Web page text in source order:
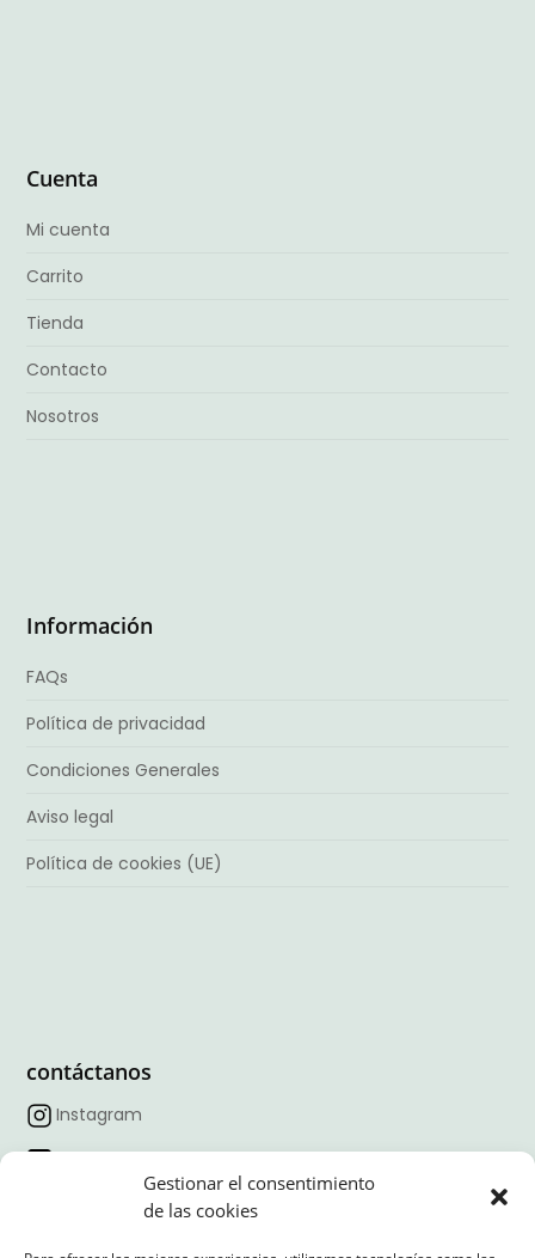
Gestionar el consentimiento
de las cookies
Cuenta
Mi cuenta
Carrito
Tienda
Contacto
Nosotros
Información
FAQs
Política de privacidad
Condiciones Generales
Aviso legal
Política de cookies (UE)
contáctanos
Instagram
Facebook
Linkedin